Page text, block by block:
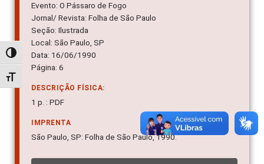
Alternar alto contraste
Alternar tamanho da fonte
Evento: O Pássaro de Fogo
Jornal/ Revista: Folha de São Paulo
Seção: Ilustrada
Local: São Paulo, SP
Data: 16/06/1990
Página: 6
DESCRIÇÃO FÍSICA:
1 p. : PDF
IMPRENTA
São Paulo, SP: Folha de São Paulo, 1990.